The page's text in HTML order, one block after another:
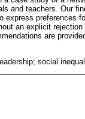
and teachers. Our
preferences
an explicit
are
social